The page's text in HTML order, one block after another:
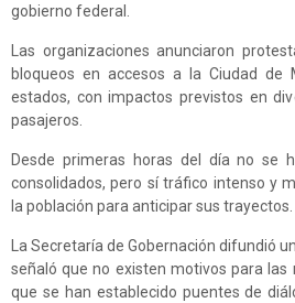
gobierno federal.
Las organizaciones anunciaron
bloqueos en accesos a la Ciudad
estados, con impactos previstos en
pasajeros.
Desde primeras horas del día no se
consolidados, pero sí tráfico intenso y
la población para anticipar sus trayectos.
La Secretaría de Gobernación difundió
señaló que no existen motivos para las
que se han establecido puentes de